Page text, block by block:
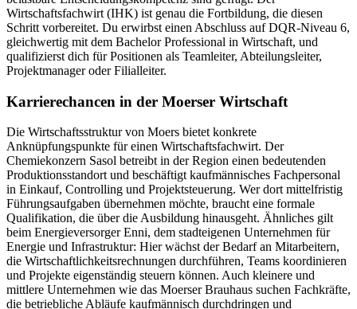
Wirtschaftsfachwirt (IHK) ist genau die Fortbildung, die diesen
Schritt vorbereitet. Du erwirbst einen Abschluss auf DQR-Niveau 6,
gleichwertig mit dem Bachelor Professional in Wirtschaft, und
qualifizierst dich für Positionen als Teamleiter, Abteilungsleiter,
Projektmanager oder Filialleiter.
Karrierechancen in der Moerser Wirtschaft
Die Wirtschaftsstruktur von Moers bietet konkrete
Anknüpfungspunkte für einen Wirtschaftsfachwirt. Der
Chemiekonzern Sasol betreibt in der Region einen bedeutenden
Produktionsstandort und beschäftigt kaufmännisches Fachpersonal
in Einkauf, Controlling und Projektsteuerung. Wer dort mittelfristig
Führungsaufgaben übernehmen möchte, braucht eine formale
Qualifikation, die über die Ausbildung hinausgeht. Ähnliches gilt
beim Energieversorger Enni, dem stadteigenen Unternehmen für
Energie und Infrastruktur: Hier wächst der Bedarf an Mitarbeitern,
die Wirtschaftlichkeitsrechnungen durchführen, Teams koordinieren
und Projekte eigenständig steuern können. Auch kleinere und
mittlere Unternehmen wie das Moerser Brauhaus suchen Fachkräfte,
die betriebliche Abläufe kaufmännisch durchdringen und